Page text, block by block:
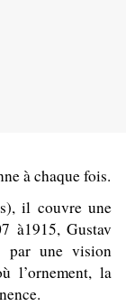
à chaque fois.
il couvre une
à1915, Gustav
par une vision
l’ornement, la